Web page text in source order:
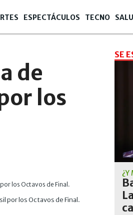
ESPECTÁCULOS TECNO
de
los
por los Octavos de Final.
SE
¿Y